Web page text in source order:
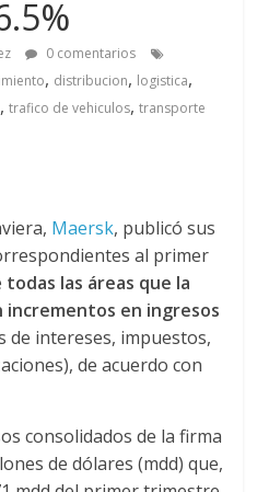
0 comentarios
, distribucion, logistica,
,trafico de vehiculos,transporte
Maersk, publicó sus
al primer
todas las áreas que la
en ingresos
de intereses, impuestos,
de acuerdo con
consolidados de la firma
de dólares (mdd) que,